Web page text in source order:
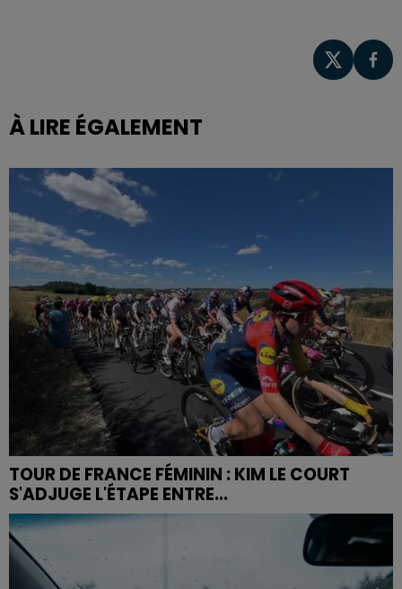
À LIRE ÉGALEMENT
TOUR DE FRANCE FÉMININ : KIM LE COURT
S'ADJUGE L'ÉTAPE ENTRE...